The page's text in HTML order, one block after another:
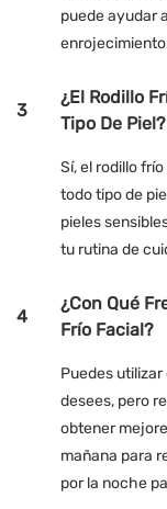
puede ayudar
3
¿El Rodillo
Tipo De Piel?
Sí, el rodillo
todo tipo de
pieles
tu rutina de
4
¿Con Qué
Frío Facial?
Puedes
desees, pero
obtener
mañana para
por la noche